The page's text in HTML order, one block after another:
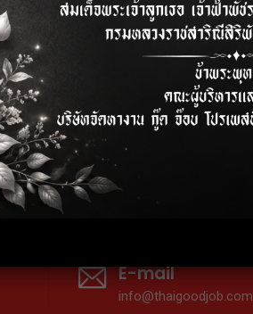
E-mail
info@thaigoodjob.com